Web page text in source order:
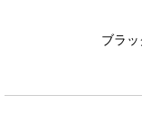
ブラ